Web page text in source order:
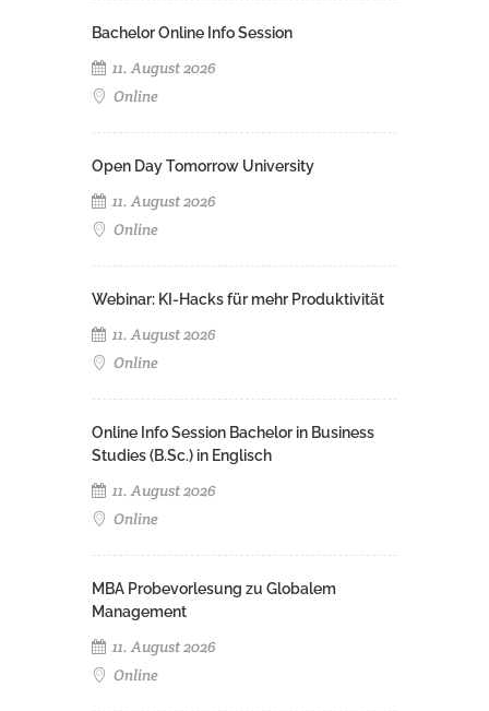
Bachelor Online Info Session
11. August 2026
Online
Open Day Tomorrow University
11. August 2026
Online
Webinar: KI-Hacks für mehr Produktivität
11. August 2026
Online
Online Info Session Bachelor in Business
Studies (B.Sc.) in Englisch
11. August 2026
Online
MBA Probevorlesung zu Globalem
Management
11. August 2026
Online